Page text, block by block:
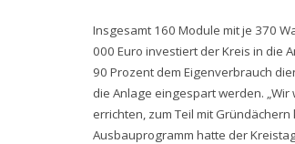
Insgesamt 160 Module mit je 370
000 Euro investiert der Kreis in die
90 Prozent dem Eigenverbrauch
die Anlage eingespart werden.
errichten, zum Teil mit
Ausbauprogramm hatte der